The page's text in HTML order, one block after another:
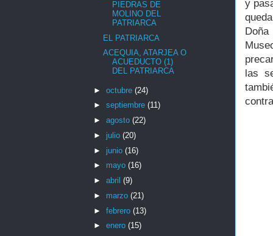
y
Doña
las
PIEDRAS DE
MOLINO DEL
PATRIARCA
EL PATRIARCA
ACEQUIA, ATARJEA O
ACUEDUCTO (1)
DEL PATRIARCA
► octubre (24)
► septiembre (11)
► agosto (22)
► julio (20)
► junio (16)
► mayo (16)
► abril (9)
► marzo (21)
► febrero (13)
► enero (15)